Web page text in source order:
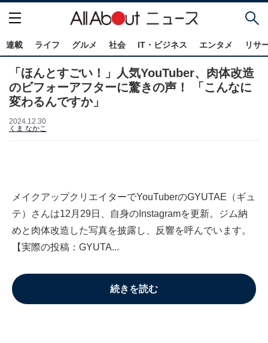
連載 ライフ グルメ 社会 IT・ビジネス エンタメ リサ
「ほんとすごい！」人気YouTuber、肉体改造
のビフォーアフターに驚きの声！ 「こんなに
変わるんですか」
2024.12.30
くま なかこ
メイクアップクリエイターでYouTuberのGYUTAE（ギュ
テ）さんは12月29日、自身のInstagramを更新。ジム納
めと肉体改造した写真を披露し、反響を呼んでいます。
【実際の投稿：GYUTA...
続きを読む